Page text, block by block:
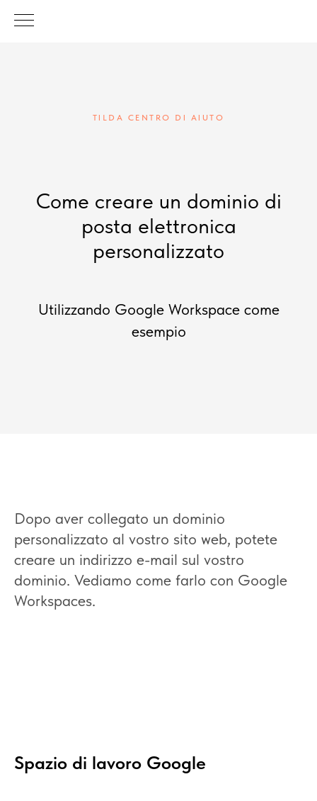
TILDA CENTRO DI AIUTO
Come creare un dominio di
posta elettronica
personalizzato
Utilizzando Google Workspace come
esempio
Dopo aver collegato un dominio
personalizzato al vostro sito web, potete
creare un indirizzo e-mail sul vostro
dominio. Vediamo come farlo con Google
Workspaces.
Spazio di lavoro Google